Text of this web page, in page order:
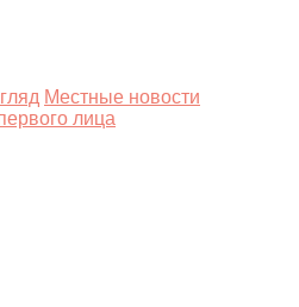
Местные новости
лица